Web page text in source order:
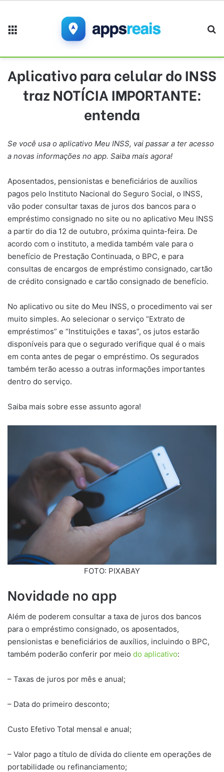
Aplicativo para celular do INSS
traz NOTÍCIA IMPORTANTE:
entenda
Se você usa o aplicativo Meu INSS, vai passar a ter acesso
a novas informações no app. Saiba mais agora!
Aposentados, pensionistas e beneficiários de auxílios
pagos pelo Instituto Nacional do Seguro Social, o INSS,
vão poder consultar taxas de juros dos bancos para o
empréstimo consignado no site ou no aplicativo Meu INSS
a partir do dia 12 de outubro, próxima quinta-feira. De
acordo com o instituto, a medida também vale para o
benefício de Prestação Continuada, o BPC, e para
consultas de encargos de empréstimo consignado, cartão
de crédito consignado e cartão consignado de benefício.
No aplicativo ou site do Meu INSS, o procedimento vai ser
muito simples. Ao selecionar o serviço “Extrato de
empréstimos” e “Instituições e taxas”, os jutos estarão
disponíveis para que o segurado verifique qual é o mais
em conta antes de pegar o empréstimo. Os segurados
também terão acesso a outras informações importantes
dentro do serviço.
Saiba mais sobre esse assunto agora!
FOTO: PIXABAY
Novidade no app
Além de poderem consultar a taxa de juros dos bancos
para o empréstimo consignado, os aposentados,
pensionistas e beneficiários de auxílios, incluindo o BPC,
também poderão conferir por meio do aplicativo:
– Taxas de juros por mês e anual;
– Data do primeiro desconto;
Custo Efetivo Total mensal e anual;
– Valor pago a título de dívida do cliente em operações de
portabilidade ou refinanciamento;